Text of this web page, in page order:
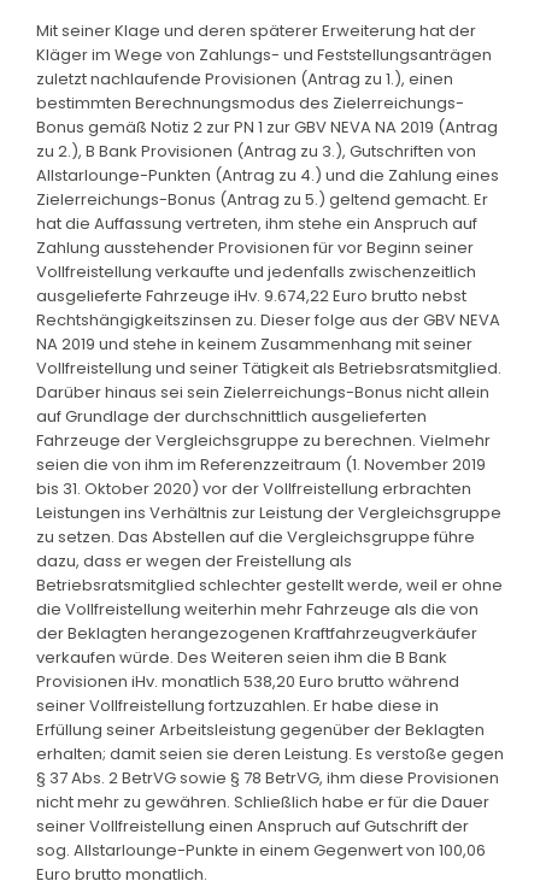
Mit seiner Klage und deren späterer Erweiterung hat der
Kläger im Wege von Zahlungs- und Feststellungsanträgen
zuletzt nachlaufende Provisionen (Antrag zu 1.), einen
bestimmten Berechnungsmodus des Zielerreichungs-
Bonus gemäß Notiz 2 zur PN 1 zur GBV NEVA NA 2019 (Antrag
zu 2.), B Bank Provisionen (Antrag zu 3.), Gutschriften von
Allstarlounge-Punkten (Antrag zu 4.) und die Zahlung eines
Zielerreichungs-Bonus (Antrag zu 5.) geltend gemacht. Er
hat die Auffassung vertreten, ihm stehe ein Anspruch auf
Zahlung ausstehender Provisionen für vor Beginn seiner
Vollfreistellung verkaufte und jedenfalls zwischenzeitlich
ausgelieferte Fahrzeuge iHv. 9.674,22 Euro brutto nebst
Rechtshängigkeitszinsen zu. Dieser folge aus der GBV NEVA
NA 2019 und stehe in keinem Zusammenhang mit seiner
Vollfreistellung und seiner Tätigkeit als Betriebsratsmitglied.
Darüber hinaus sei sein Zielerreichungs-Bonus nicht allein
auf Grundlage der durchschnittlich ausgelieferten
Fahrzeuge der Vergleichsgruppe zu berechnen. Vielmehr
seien die von ihm im Referenzzeitraum (1. November 2019
bis 31. Oktober 2020) vor der Vollfreistellung erbrachten
Leistungen ins Verhältnis zur Leistung der Vergleichsgruppe
zu setzen. Das Abstellen auf die Vergleichsgruppe führe
dazu, dass er wegen der Freistellung als
Betriebsratsmitglied schlechter gestellt werde, weil er ohne
die Vollfreistellung weiterhin mehr Fahrzeuge als die von
der Beklagten herangezogenen Kraftfahrzeugverkäufer
verkaufen würde. Des Weiteren seien ihm die B Bank
Provisionen iHv. monatlich 538,20 Euro brutto während
seiner Vollfreistellung fortzuzahlen. Er habe diese in
Erfüllung seiner Arbeitsleistung gegenüber der Beklagten
erhalten; damit seien sie deren Leistung. Es verstoße gegen
§ 37 Abs. 2 BetrVG sowie § 78 BetrVG, ihm diese Provisionen
nicht mehr zu gewähren. Schließlich habe er für die Dauer
seiner Vollfreistellung einen Anspruch auf Gutschrift der
sog. Allstarlounge-Punkte in einem Gegenwert von 100,06
Euro brutto monatlich.